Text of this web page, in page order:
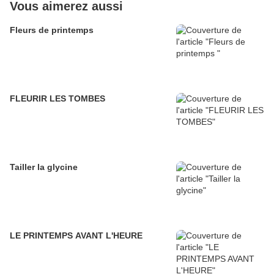
Vous aimerez aussi
Fleurs de printemps
FLEURIR LES TOMBES
Tailler la glycine
LE PRINTEMPS AVANT L'HEURE